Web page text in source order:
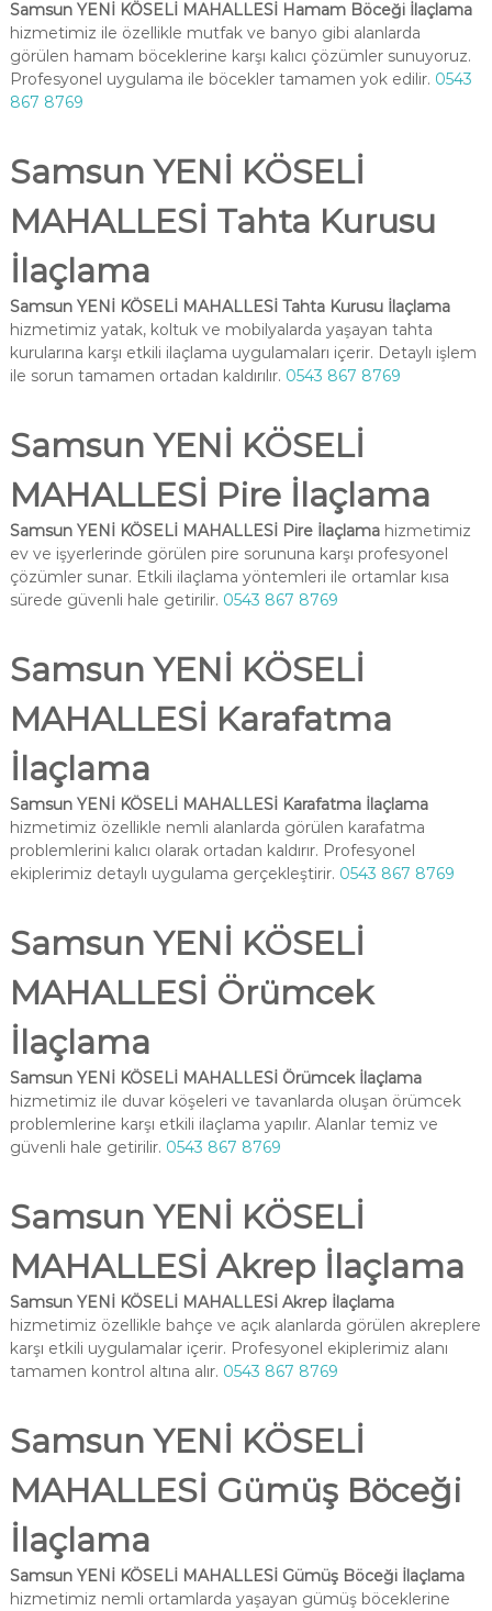
Samsun YENİ KÖSELİ MAHALLESİ Hamam Böceği İlaçlama
hizmetimiz ile özellikle mutfak ve banyo gibi alanlarda
görülen hamam böceklerine karşı kalıcı çözümler sunuyoruz.
Profesyonel uygulama ile böcekler tamamen yok edilir. 0543
867 8769
Samsun YENİ KÖSELİ
MAHALLESİ Tahta Kurusu
İlaçlama
Samsun YENİ KÖSELİ MAHALLESİ Tahta Kurusu İlaçlama
hizmetimiz yatak, koltuk ve mobilyalarda yaşayan tahta
kurularına karşı etkili ilaçlama uygulamaları içerir. Detaylı işlem
ile sorun tamamen ortadan kaldırılır. 0543 867 8769
Samsun YENİ KÖSELİ
MAHALLESİ Pire İlaçlama
Samsun YENİ KÖSELİ MAHALLESİ Pire İlaçlamahizmetimiz
ev ve işyerlerinde görülen pire sorununa karşı profesyonel
çözümler sunar. Etkili ilaçlama yöntemleri ile ortamlar kısa
sürede güvenli hale getirilir. 0543 867 8769
Samsun YENİ KÖSELİ
MAHALLESİ Karafatma
İlaçlama
Samsun YENİ KÖSELİ MAHALLESİ Karafatma İlaçlama
hizmetimiz özellikle nemli alanlarda görülen karafatma
problemlerini kalıcı olarak ortadan kaldırır. Profesyonel
ekiplerimiz detaylı uygulama gerçekleştirir. 0543 867 8769
Samsun YENİ KÖSELİ
MAHALLESİ Örümcek
İlaçlama
Samsun YENİ KÖSELİ MAHALLESİ Örümcek İlaçlama
hizmetimiz ile duvar köşeleri ve tavanlarda oluşan örümcek
problemlerine karşı etkili ilaçlama yapılır. Alanlar temiz ve
güvenli hale getirilir. 0543 867 8769
Samsun YENİ KÖSELİ
MAHALLESİ Akrep İlaçlama
Samsun YENİ KÖSELİ MAHALLESİ Akrep İlaçlama
hizmetimiz özellikle bahçe ve açık alanlarda görülen akreplere
karşı etkili uygulamalar içerir. Profesyonel ekiplerimiz alanı
tamamen kontrol altına alır. 0543 867 8769
Samsun YENİ KÖSELİ
MAHALLESİ Gümüş Böceği
İlaçlama
Samsun YENİ KÖSELİ MAHALLESİ Gümüş Böceği İlaçlama
hizmetimiz nemli ortamlarda yaşayan gümüş böceklerine